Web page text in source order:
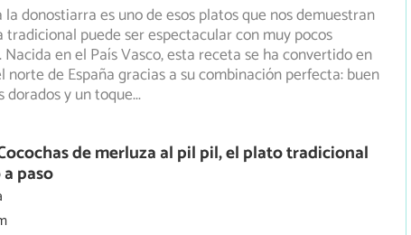
donostiarra es uno de esos platos que nos demuestran
tradicional puede ser espectacular con muy pocos
Nacida en el País Vasco, esta receta se ha convertido en
norte de España gracias a su combinación perfecta: buen
dorados y un toque...
de merluza al pil pil, el plato tradicional
paso